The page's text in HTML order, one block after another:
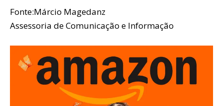
Fonte:Márcio Magedanz
Assessoria de Comunicação e Informação